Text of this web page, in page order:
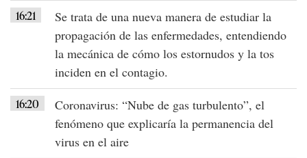
16:21
Se trata de una nueva manera de estudiar la
propagación de las enfermedades, entendiendo
la mecánica de cómo los estornudos y la tos
inciden en el contagio.
16:20
Coronavirus: “Nube de gas turbulento”, el
fenómeno que explicaría la permanencia del
virus en el aire